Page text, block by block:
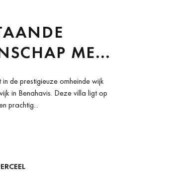
MET
EN
LOS
de prestigieuze omheinde wijk
in Benahavis. Deze villa ligt op
prachtig...